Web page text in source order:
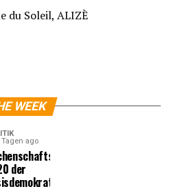
du Soleil, ALIZÈ
WEEK
Tagen ago
der